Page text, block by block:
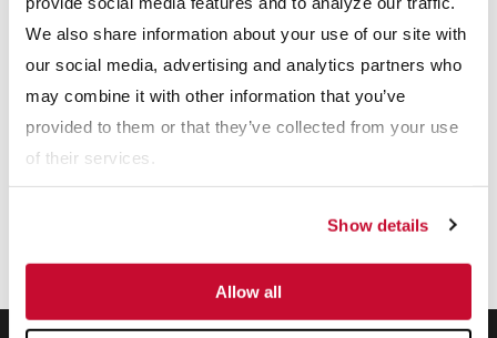
We also share information about your use of our site with
our social media, advertising and analytics partners who
may combine it with other information that you’ve
provided to them or that they’ve collected from your use
of their services.
Show details
Allow all
Carbón
Lecherías
Minería